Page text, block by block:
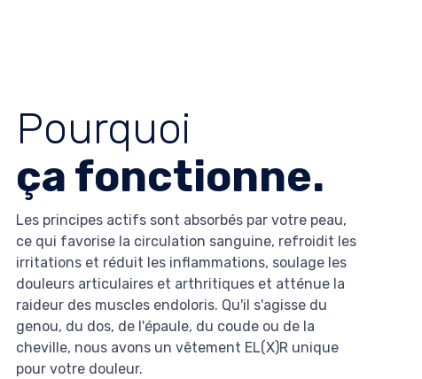
Pourquoi
ça fonctionne.
Les principes actifs sont absorbés par votre peau,
ce qui favorise la circulation sanguine, refroidit les
irritations et réduit les inflammations, soulage les
douleurs articulaires et arthritiques et atténue la
raideur des muscles endoloris. Qu'il s'agisse du
genou, du dos, de l'épaule, du coude ou de la
cheville, nous avons un vêtement EL(X)R unique
pour votre douleur.